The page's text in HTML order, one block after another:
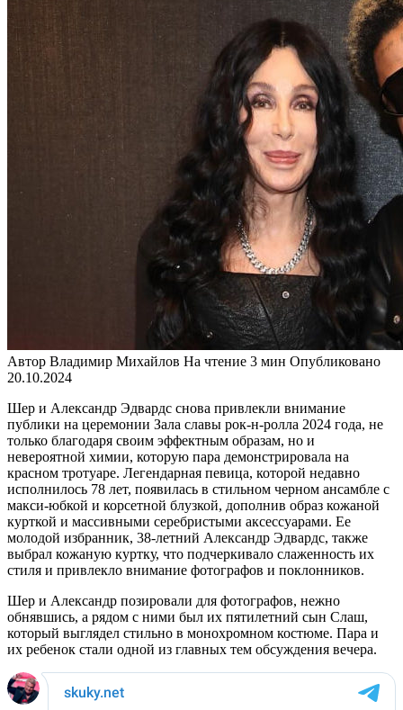
Автор Владимир Михайлов На чтение 3 мин Опубликовано
20.10.2024
Шер и Александр Эдвардс снова привлекли внимание
публики на церемонии Зала славы рок-н-ролла 2024 года, не
только благодаря своим эффектным образам, но и
невероятной химии, которую пара демонстрировала на
красном тротуаре. Легендарная певица, которой недавно
исполнилось 78 лет, появилась в стильном черном ансамбле с
макси-юбкой и корсетной блузкой, дополнив образ кожаной
курткой и массивными серебристыми аксессуарами. Ее
молодой избранник, 38-летний Александр Эдвардс, также
выбрал кожаную куртку, что подчеркивало слаженность их
стиля и привлекло внимание фотографов и поклонников.
Шер и Александр позировали для фотографов, нежно
обнявшись, а рядом с ними был их пятилетний сын Слаш,
который выглядел стильно в монохромном костюме. Пара и
их ребенок стали одной из главных тем обсуждения вечера.